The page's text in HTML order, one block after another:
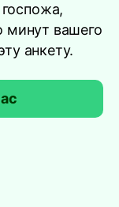
минут вашего
анкету.